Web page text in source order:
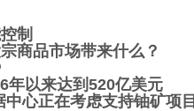
制
商品市场带来什么？
年以来达到520亿美元
心正在考虑支持铀矿项目